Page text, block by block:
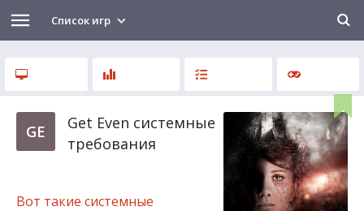
Список игр
GE
Get Even системные
требования
Вот такие системные